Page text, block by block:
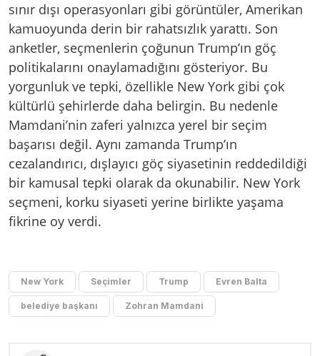
sınır dışı operasyonları gibi görüntüler, Amerikan
kamuoyunda derin bir rahatsızlık yarattı. Son
anketler, seçmenlerin çoğunun Trump’ın göç
politikalarını onaylamadığını gösteriyor. Bu
yorgunluk ve tepki, özellikle New York gibi çok
kültürlü şehirlerde daha belirgin. Bu nedenle
Mamdani’nin zaferi yalnızca yerel bir seçim
başarısı değil. Aynı zamanda Trump’ın
cezalandırıcı, dışlayıcı göç siyasetinin reddedildiği
bir kamusal tepki olarak da okunabilir. New York
seçmeni, korku siyaseti yerine birlikte yaşama
fikrine oy verdi.
New York Seçimler Trump Evren Balta
belediye başkanı Zohran Mamdani